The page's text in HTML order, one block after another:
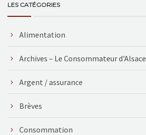
LES CATÉGORIES
Alimentation
Archives – Le Consommateur d'Alsace
Argent / assurance
Brèves
Consommation